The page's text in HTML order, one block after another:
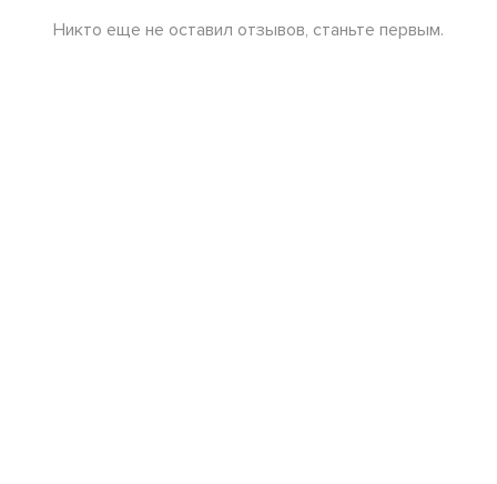
Никто еще не оставил отзывов, станьте первым.